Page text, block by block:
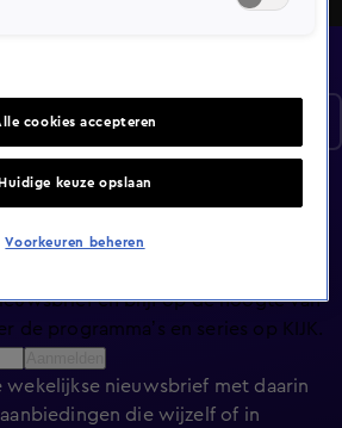
nieuwsbrief
en blijf op de hoogte van
de programma’s en series op KIJK.
wekelijkse nieuwsbrief met daarin
die wijzelf of in
cookies accepteren
Huidige keuze opslaan
Voorkeuren beheren